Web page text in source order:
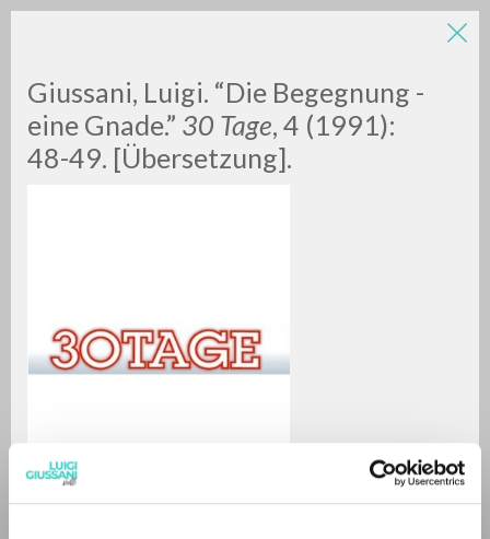
Giussani, Luigi. “Die Begegnung -
eine Gnade.” 30 Tage, 4 (1991):
48-49. [Übersetzung].LUIGI
GIUSSANI